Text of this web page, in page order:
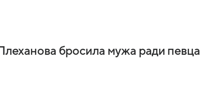
бросила мужа ради певца